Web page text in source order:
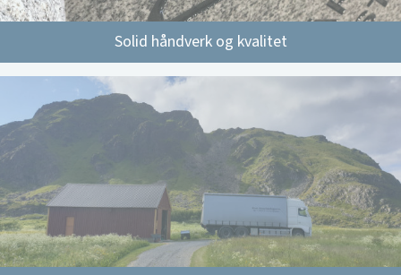
Solid håndverk og kvalitet